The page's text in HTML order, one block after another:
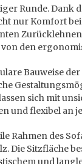
Runde. Dank
nur Komfort
den
Bauweise der
sich mit
und flexibel an
Rahmen des
Die Sitzfläche
und